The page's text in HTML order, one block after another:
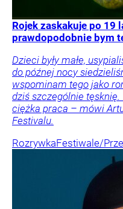
Rojek zaskakuje po 19
prawdopodobnie bym
Dzieci były małe,
do późnej nocy
wspominam tego jako
dziś szczególnie tęsknię.
ciężka praca – mówi
Festivalu.
RozrywkaFestiwale/